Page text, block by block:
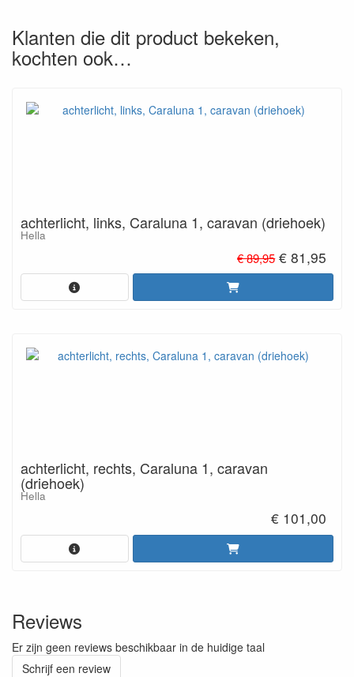
Klanten die dit product bekeken,
kochten ook…
achterlicht, links, Caraluna 1, caravan (driehoek)
Hella
€ 89,95€ 81,95
achterlicht, rechts, Caraluna 1, caravan
(driehoek)
Hella
€ 101,00
Reviews
Er zijn geen reviews beschikbaar in de huidige taal
Schrijf een review